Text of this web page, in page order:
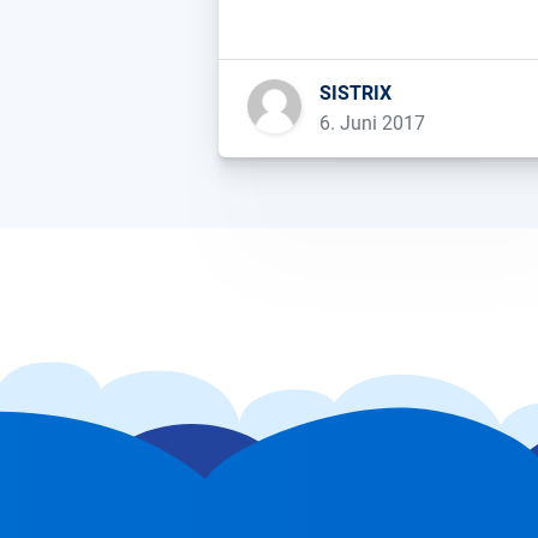
Das klingt in manchen Ohren
vielleicht gar nicht schlecht. Aber
SISTRIX
6. Juni 2017